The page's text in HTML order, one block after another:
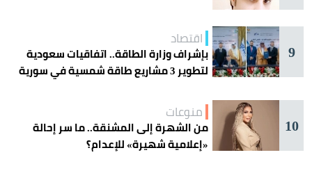
9
اقتصاد
بإشراف وزارة الطاقة.. اتفاقيات سعودية
لتطوير 3 مشاريع طاقة شمسية في سورية
10
منوعات
من الشهرة إلى المشنقة.. ما سر إحالة
«إعلامية شهيرة» للإعدام؟